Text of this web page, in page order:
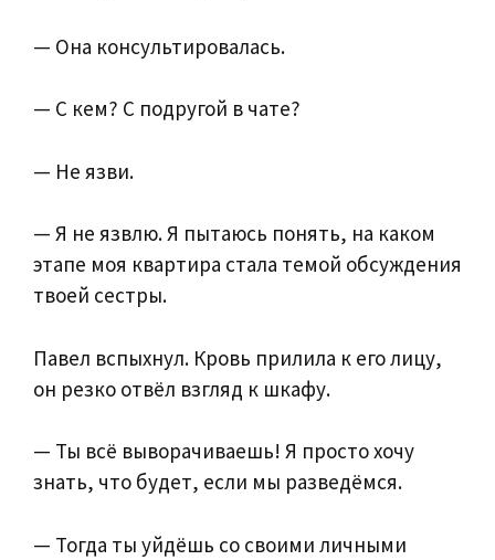
— Она консультировалась.
— С кем? С подругой в чате?
— Не язви.
— Я не язвлю. Я пытаюсь понять, на каком
этапе моя квартира стала темой обсуждения
твоей сестры.
Павел вспыхнул. Кровь прилила к его лицу,
он резко отвёл взгляд к шкафу.
— Ты всё выворачиваешь! Я просто хочу
знать, что будет, если мы разведёмся.
— Тогда ты уйдёшь со своими личными